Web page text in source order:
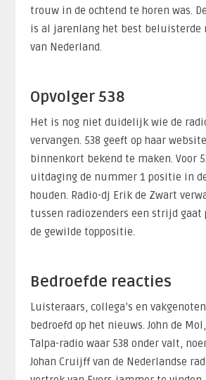
trouw in de ochtend te horen was.
is al jarenlang het best beluisterde
van Nederland.
Opvolger 538
Het is nog niet duidelijk wie de
vervangen. 538 geeft op haar
binnenkort bekend te maken. Voor
uitdaging de nummer 1 positie in
houden. Radio-dj Erik de Zwart
tussen radiozenders een strijd gaat
de gewilde toppositie.
Bedroefde reacties
Luisteraars, collega’s en
bedroefd op het nieuws. John de
Talpa-radio waar 538 onder valt,
Johan Cruijff van de Nederlandse